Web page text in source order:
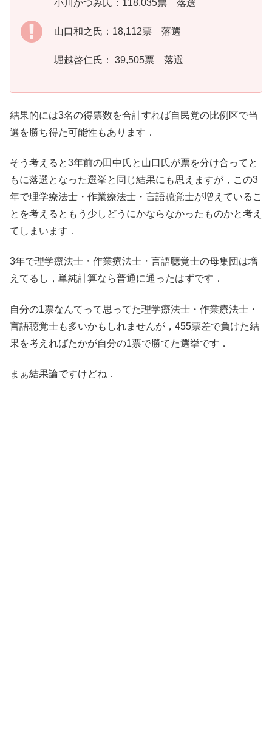
小川かつみ氏：118,035票 落選
山口和之氏：18,112票 落選
堀越啓仁氏： 39,505票 落選
結果的には3名の得票数を合計すれば自民党の比例区で当
選を勝ち得た可能性もあります．
そう考えると3年前の田中氏と山口氏が票を分け合ってと
もに落選となった選挙と同じ結果にも思えますが，この3
年で理学療法士・作業療法士・言語聴覚士が増えているこ
とを考えるともう少しどうにかならなかったものかと考え
てしまいます．
3年で理学療法士・作業療法士・言語聴覚士の母集団は増
えてるし，単純計算なら普通に通ったはずです．
自分の1票なんてって思ってた理学療法士・作業療法士・
言語聴覚士も多いかもしれませんが，455票差で負けた結
果を考えればたかが自分の1票で勝てた選挙です．
まぁ結果論ですけどね．